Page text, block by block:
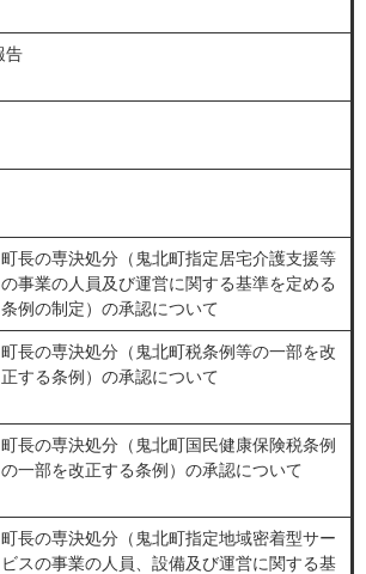
告
町長の専決処分（鬼北町指定居宅介護支援等
の事業の人員及び運営に関する基準を定める
条例の制定）の承認について
町長の専決処分（鬼北町税条例等の一部を改
正する条例）の承認について
町長の専決処分（鬼北町国民健康保険税条例
の一部を改正する条例）の承認について
町長の専決処分（鬼北町指定地域密着型サー
ビスの事業の人員、設備及び運営に関する基